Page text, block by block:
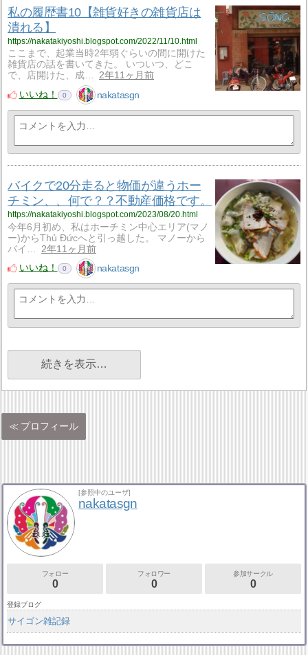
私の履歴書10【雑貨好きの雑貨店は
潰れる】
https://nakatakiyoshi.blogspot.com/2022/11/10.html
ここまで、起業当時2年弱ぐらいの間に開けた
雑貨店の話を書いてきた。 いついつ、どこ
で、店開けた、成…
2年11ヶ月前
いいね！
0 nakatasgn
バイクで20分走ると物価が違うホー
チミン、、何で？？不動産価格です。
https://nakatakiyoshi.blogspot.com/2023/08/20.html
今年6月初め、私はホーチミン中心エリア(マノ
ー)からThủ Đứcへと引っ越した。 マノーから
バイ…
2年11ヶ月前
いいね！
0 nakatasgn
続きを表示…
プロフィール
[参照中のユーザ]
nakatasgn
フォロー
0
フォロワー
0
参加サークル
0
登録ブログ
サイゴン雑記録